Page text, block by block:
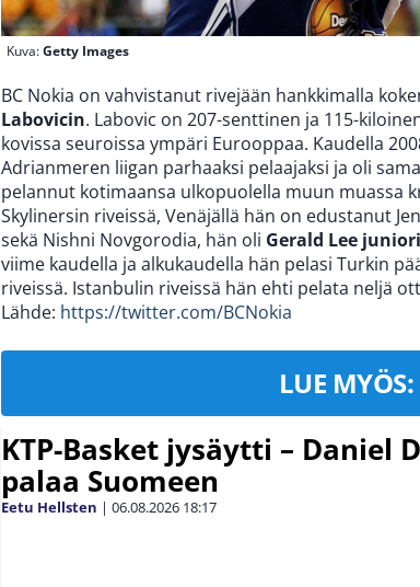
Kuva:Getty Images
BC Nokia on vahvistanut rivejään hankkimalla
Labovicin. Labovic on 207-senttinen ja 115-
kovissa seuroissa ympäri Eurooppaa. Kaudella
Adrianmeren liigan parhaaksi pelaajaksi ja oli
pelannut kotimaansa ulkopuolella muun muassa
Skylinersin riveissä, Venäjällä hän on edustanut
sekä Nishni Novgorodia, hän oli Gerald Lee
viime kaudella ja alkukaudella hän pelasi Turkin
riveissä. Istanbulin riveissä hän ehti pelata neljä
Lähde: https://twitter.com/BCNokia
LUE MYÖS:
KTP-Basket jysäytti – Daniel
palaa Suomeen
Eetu Hellsten | 06.08.2026 18:17